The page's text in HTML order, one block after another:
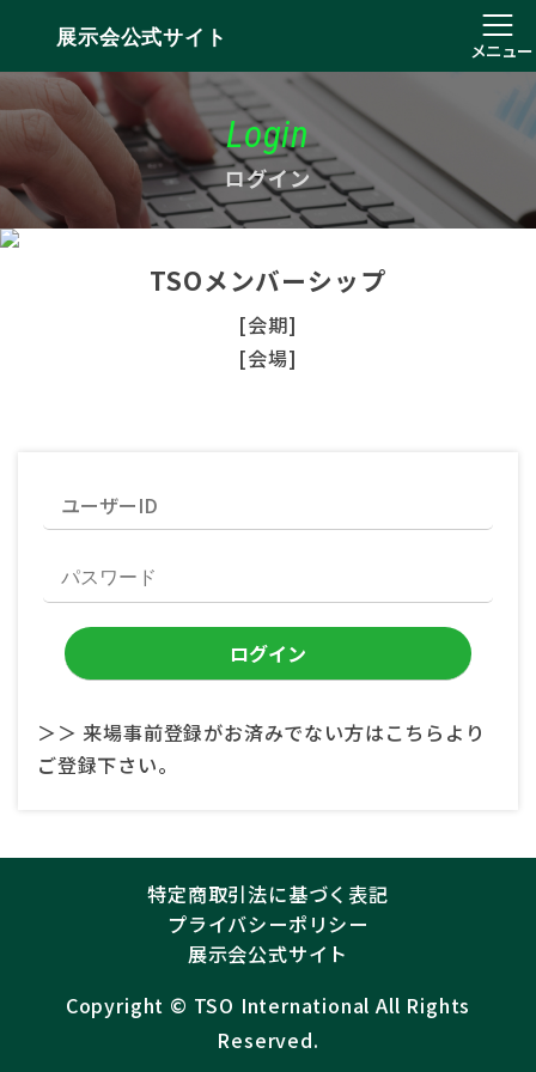
展示会公式サイト
メニュー
Login
ログイン
TSOメンバーシップ
[会期]
[会場]
＞＞ 来場事前登録がお済みでない方はこちらより
ご登録下さい。
特定商取引法に基づく表記
プライバシーポリシー
展示会公式サイト
Copyright ©︎ TSO International All Rights
Reserved.